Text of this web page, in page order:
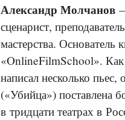
Александр Молчанов
сценарист,
мастерства. Основатель
«OnlineFilmSchool». Как
написал несколько
(«Убийца») поставлена
в тридцати театрах в